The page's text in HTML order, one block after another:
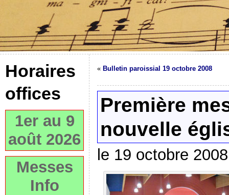
Horaires
offices
1er au 9
août 2026
Messes
Info
« Bulletin paroissial 19 octobre 2008
Première
nouvelle
le 19 octobre 2008